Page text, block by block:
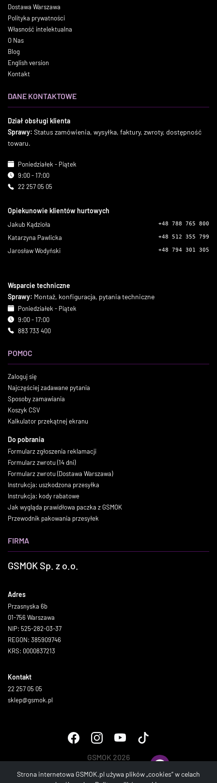
Dostawa Warszawa
Polityka prywatności
Własność intelektualna
O Nas
Blog
English version
Kontakt
DANE KONTAKTOWE
Dział obsługi klienta
Sprawy: Status zamówienia, wysyłka, faktury, zwroty, dostępność
towaru.
Poniedziałek - Piątek
9:00 - 17:00
22 257 05 05
Opiekunowie klientów hurtowych
Jakub Kądzioła +48 788 765 800
Katarzyna Pawlicka +48 512 355 799
Jarosław Wodyński +48 794 301 305
Wsparcie techniczne
Sprawy: Montaż, konfiguracja, pytania techniczne
Poniedziałek - Piątek
9:00 - 17:00
883 733 400
POMOC
Zaloguj się
Najczęściej zadawane pytania
Sposoby zamawiania
Koszyk CSV
Kalkulator przekątnej ekranu
Do pobrania
Formularz zgłoszenia reklamacji
Formularz zwrotu (14 dni)
Formularz zwrotu (Dostawa Warszawa)
Instrukcja: uszkodzona przesyłka
Instrukcja: kody rabatowe
Jak wygląda prawidłowa paczka z GSMOK
Przewodnik pakowania przesyłek
FIRMA
GSMOK Sp. z o.o.
Adres
Przasnyska 6b
01-756 Warszawa
NIP: 525-282-03-37
REGON: 385909746
KRS: 0000837213
Kontakt
22 257 05 05
sklep@gsmok.pl
GSMOK 2026
Strona internetowa GSMOK.pl używa plików „cookies” w celach